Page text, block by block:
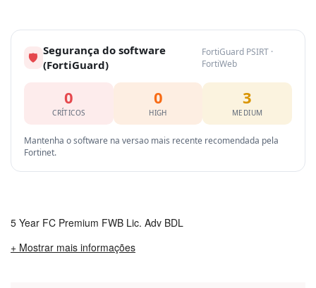
🛡 Segurança do software
(FortiGuard)
FortiGuard PSIRT ·
FortiWeb
0
CRÍTICOS
0
HIGH
3
MEDIUM
Mantenha o software na versao mais recente recomendada pela
Fortinet.
5 Year FC Premium FWB Lic. Adv BDL
+ Mostrar mais informações